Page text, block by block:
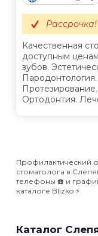
Качественная
доступным
зубов.
Ортодонтия.
Рассрочка!
Профилактический
стоматолога в
телефоны ☎️ и
каталоге Blizko ⚡️
Каталог